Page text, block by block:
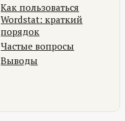
Как пользоваться
Wordstat: краткий
порядок
Частые вопросы
Выводы